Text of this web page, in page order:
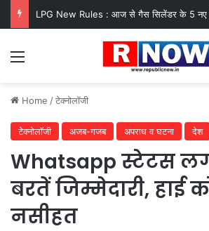
Menu
Home /टेक्नोलॉजी
टेक्नोलॉजी अजब-गजब अपराध व घटना देश
Whatsapp स्टेटस
बरतें जिम्मेदारी, हाई
नसीहत